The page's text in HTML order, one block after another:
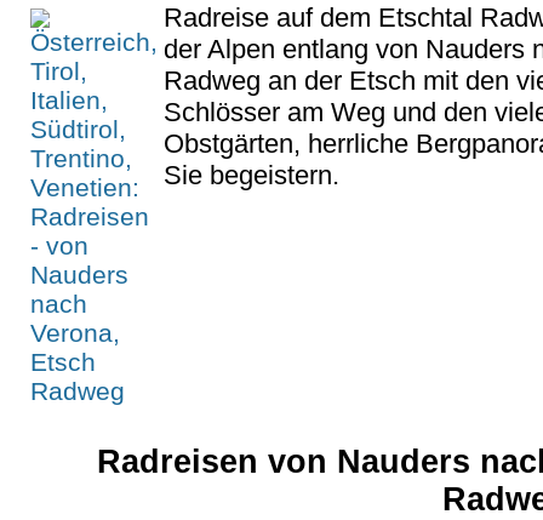
Radreise auf dem Etschtal
der Alpen entlang von Nauders
Radweg an der Etsch mit den
Schlösser am Weg und den
Obstgärten, herrliche
Sie begeistern.
Radreisen von Nauders